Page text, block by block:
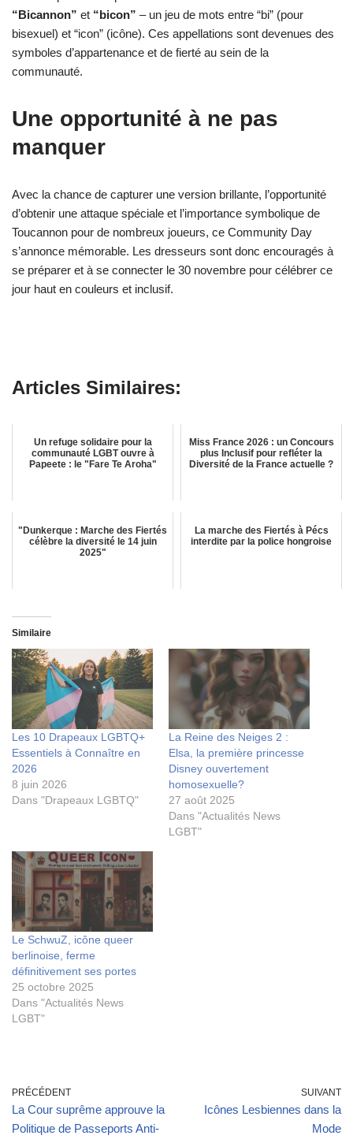
“Bicannon” et “bicon” – un jeu de mots entre “bi” (pour
bisexuel) et “icon” (icône). Ces appellations sont devenues des
symboles d’appartenance et de fierté au sein de la
communauté.
Une opportunité à ne pas
manquer
Avec la chance de capturer une version brillante, l’opportunité
d’obtenir une attaque spéciale et l’importance symbolique de
Toucannon pour de nombreux joueurs, ce Community Day
s’annonce mémorable. Les dresseurs sont donc encouragés à
se préparer et à se connecter le 30 novembre pour célébrer ce
jour haut en couleurs et inclusif.
Articles Similaires:
Un refuge solidaire pour la
communauté LGBT ouvre à
Papeete : le "Fare Te Aroha"
Miss France 2026 : un Concours
plus Inclusif pour refléter la
Diversité de la France actuelle ?
"Dunkerque : Marche des Fiertés
célèbre la diversité le 14 juin
2025"
La marche des Fiertés à Pécs
interdite par la police hongroise
Similaire
Les 10 Drapeaux LGBTQ+
Essentiels à Connaître en
2026
8 juin 2026
Dans "Drapeaux LGBTQ"
La Reine des Neiges 2 :
Elsa, la première princesse
Disney ouvertement
homosexuelle?
27 août 2025
Dans "Actualités News
LGBT"
Le SchwuZ, icône queer
berlinoise, ferme
définitivement ses portes
25 octobre 2025
Dans "Actualités News
LGBT"
PRÉCÉDENT
La Cour suprême approuve la
Politique de Passeports Anti-
SUIVANT
Icônes Lesbiennes dans la
Mode